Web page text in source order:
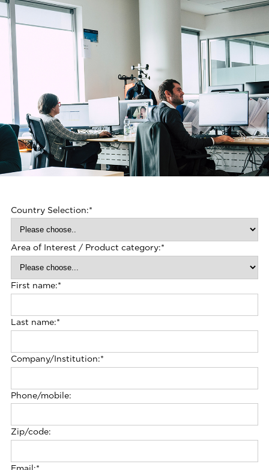
Country Selection:*
Area of Interest / Product category:*
First name:*
Last name:*
Company/Institution:*
Phone/mobile:
Zip/code: